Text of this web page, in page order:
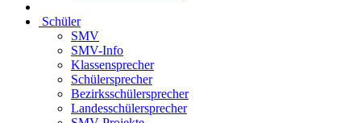
Schüler
SMV
SMV-Info
Klassensprecher
Schülersprecher
Bezirksschülersprecher
Landesschülersprecher